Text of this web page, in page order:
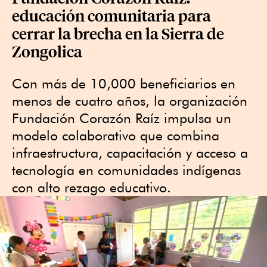
educación comunitaria para
cerrar la brecha en la Sierra de
Zongolica
Con más de 10,000 beneficiarios en
menos de cuatro años, la organización
Fundación Corazón Raíz impulsa un
modelo colaborativo que combina
infraestructura, capacitación y acceso a
tecnología en comunidades indígenas
con alto rezago educativo.